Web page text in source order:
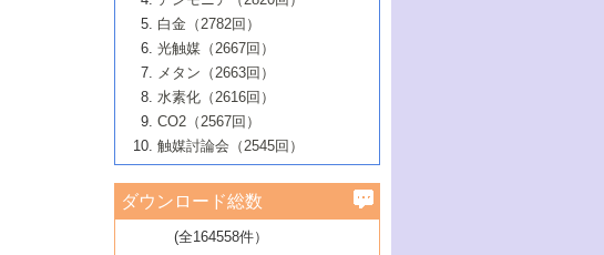
ガス浄化触媒の開発
B号 第123回触媒討論会（2019年・大阪
媒技術
B号 第119回触媒討論会（2017年・首都
大学東京）
4号 触媒研究の最先端～とびたて若き研究
者たち～（2）
5号 触媒研究の最先端～とびたて若き研究
者たち～（3）
6号 イオニクス材料と燃料電池・電解合成
の最新の研究動向
B号 第117回触媒討論会（2016年・大阪府
立大学）
4号 コアシェル構造の制御による触媒機能
5号 工業触媒およびその周辺技術の最近の
進歩
6号 ナノシート
B号 第115回触媒討論会（2015年・成蹊大
開発動向
4号 人工光合成に向けた近年のアプローチ
5号 未利用熱エネルギーの有効活用に貢献
する触媒技術
6号 ポリオキソメタレート
B号 第113回触媒討論会（2014年・ロワジ
ールホテル豊橋）
3号 天然ガスの化学工業的展開に関する触
媒技術
4号 貴金属触媒の精密構造制御とその活用
5号 バイオマス化成品製造のための固体触
6号 ナノ空間─吸着状態解析から新機能開拓
B号 第111回触媒討論会（2013年・関西大
2号 第109回触媒討論会
3号 貴金属低減技術の最新動向
4号 貴金属代替技術の最新動向
5号 光触媒による物質変換反応の新展開
6号 グラフェン
7号 水素を利用する化成品合成の新潮流
1号 金属学から見る合金触媒の新展開
2号 第107回触媒討論会
3号 触媒のその場観察法の進歩（１）
4号 触媒のその場観察法の進歩（２）
5号 不活性結合の触媒的活性化による有機
合成
6号 新しい固体酸触媒技術
7号 ゼオライト合成における最近の進歩
▼52巻（2010年）
1号 触媒の劣化対策と長寿命触媒開発
2号 第105回触媒討論会
3号 ナノ構造が拓く新機能
4号 活性サイトおよびその環境の精密な設
計による触媒の高機能化
5号 触媒を有効に使うための技術
7号 有機分子触媒による精密有機合成
1号 炭素材料－熱い注目を集める材料－
2号 第103回触媒討論会
3号 環境浄化用光触媒の現状と課題
4号 水素社会の実現に向けた水素製造・貯
蔵技術の進歩
5号 CO2が関わる触媒・材料
▼50巻（2008年）
1号 触媒化学と学会のこの10年，半世紀，
そして未来
2号 第101回触媒討論会
4号 錯体を利用したユニークな表面構造の
構築と機能
▼49巻（2007年）
1号 含フッ素化合物の合成と触媒
2号 第99回触媒討論会
3号 実用的ファインケミカル合成プロセス
を実現する触媒
▼48巻（2006年）
1号 固体酸触媒の最近の進歩
2号 第97回触媒討論会
3号 リビング重合触媒の最近の展開
1号 最近の触媒担体とその効果
2号 第95回触媒討論会
▼46巻（2004年）
1号 部分酸化反応触媒の最前線
▼45巻（2003年）
白金（2782回）
光触媒（2667回）
メタン（2663回）
水素化（2616回）
CO2（2567回）
触媒討論会（2545回）
ダウンロード総数
(全164558件）